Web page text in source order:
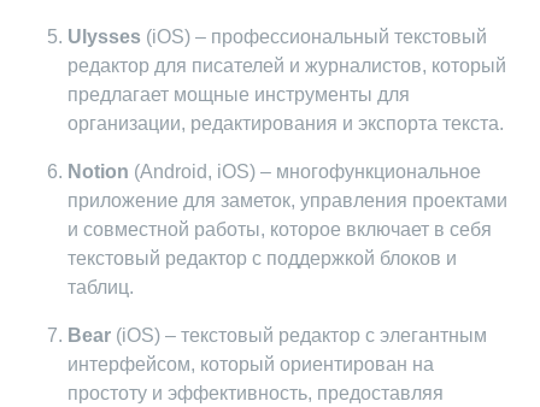
Ulysses (iOS) – профессиональный текстовый
редактор для писателей и журналистов, который
предлагает мощные инструменты для
организации, редактирования и экспорта текста.
Notion (Android, iOS) – многофункциональное
приложение для заметок, управления проектами
и совместной работы, которое включает в себя
текстовый редактор с поддержкой блоков и
таблиц.
Bear (iOS) – текстовый редактор с элегантным
интерфейсом, который ориентирован на
простоту и эффективность, предоставляя